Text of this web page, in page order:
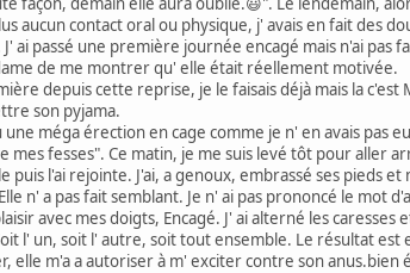
aucun contact oral ou physique, j' avais en fait des
ai passé une première journée encagé mais n'ai pas
de me montrer qu' elle était réellement motivée.
depuis cette reprise, je le faisais déjà mais la
son pyjama.
une méga érection en cage comme je n' en avais
mes fesses". Ce matin, je me suis levé tôt pour aller
puis l'ai rejointe. J'ai, a genoux, embrassé ses pieds
n' a pas fait semblant. Je n' ai pas prononcé le mot
avec mes doigts, Encagé. J' ai alterné les
l' un, soit l' autre, soit tout ensemble. Le résultat
elle m'a a autoriser à m' exciter contre son